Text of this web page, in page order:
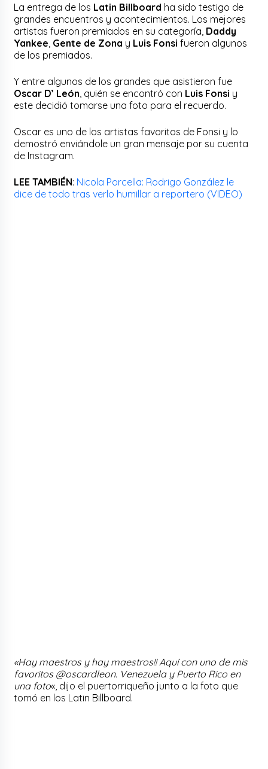
La entrega de los Latin Billboard ha sido testigo de
grandes encuentros y acontecimientos. Los mejores
artistas fueron premiados en su categoría, Daddy
Yankee Gente de Zona y Luis Fonsi fueron algunos
de los premiados.
Y entre algunos de los grandes que asistieron fue
Oscar D’ León , quién se encontró con Luis Fonsi y
este decidió tomarse una foto para el recuerdo.
Oscar es uno de los artistas favoritos de Fonsi y lo
demostró enviándole un gran mensaje por su cuenta
de Instagram.
LEE TAMBIÉN: Nicola Porcella: Rodrigo González le
dice de todo tras verlo humillar a reportero (VIDEO)
«Hay maestros y hay maestros!! Aquí con uno de mis
favoritos @oscardleon. Venezuela y Puerto Rico en
una foto«, dijo el puertorriqueño junto a la foto que
tomó en los Latin Billboard.